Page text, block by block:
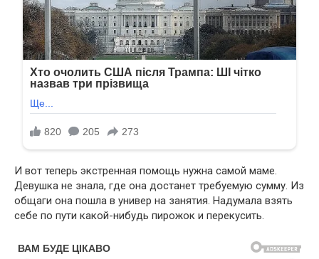
И вот теперь экстренная помощь нужна самой маме.
Девушка не знала, где она достанет требуемую сумму. Из
общаги она пошла в универ на занятия. Надумала взять
себе по пути какой-нибудь пирожок и перекусить.